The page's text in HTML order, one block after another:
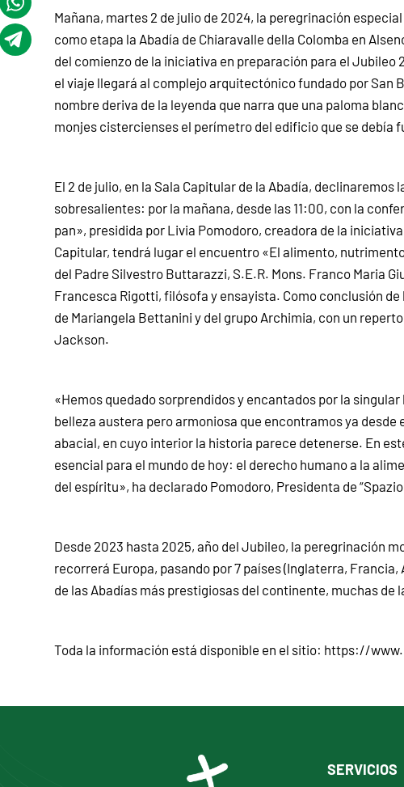
Mañana, martes 2 de julio de 2024, la peregrinación
como etapa la Abadía de Chiaravalle della Colomba en
del comienzo de la iniciativa en preparación para el Jubileo
el viaje llegará al complejo arquitectónico fundado por San
nombre deriva de la leyenda que narra que una paloma
monjes cistercienses el perímetro del edificio que se debía
El 2 de julio, en la Sala Capitular de la Abadía, declinaremos
sobresalientes: por la mañana, desde las 11:00, con la
pan», presidida por Livia Pomodoro, creadora de la
Capitular, tendrá lugar el encuentro «El alimento,
del Padre Silvestro Buttarazzi, S.E.R. Mons. Franco Maria
Francesca Rigotti, filósofa y ensayista. Como conclusión
de Mariangela Bettanini y del grupo Archimia, con un
Jackson.
«Hemos quedado sorprendidos y encantados por la
belleza austera pero armoniosa que encontramos ya
abacial, en cuyo interior la historia parece detenerse. En
esencial para el mundo de hoy: el derecho humano a la
del espíritu», ha declarado Pomodoro, Presidenta de
Desde 2023 hasta 2025, año del Jubileo, la peregrinación
recorrerá Europa, pasando por 7 países (Inglaterra, Francia,
de las Abadías más prestigiosas del continente, muchas de
Toda la información está disponible en el sitio: https://
SERVICIOS